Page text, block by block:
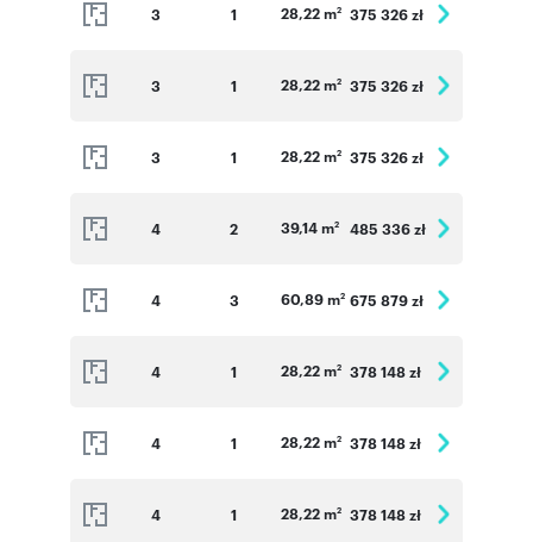
3 1 28,22 m2 375 326 zł
3 1 28,22 m2 375 326 zł
3 1 28,22 m2 375 326 zł
4 2 39,14 m2 485 336 zł
4 3 60,89 m2 675 879 zł
4 1 28,22 m2 378 148 zł
4 1 28,22 m2 378 148 zł
4 1 28,22 m2 378 148 zł